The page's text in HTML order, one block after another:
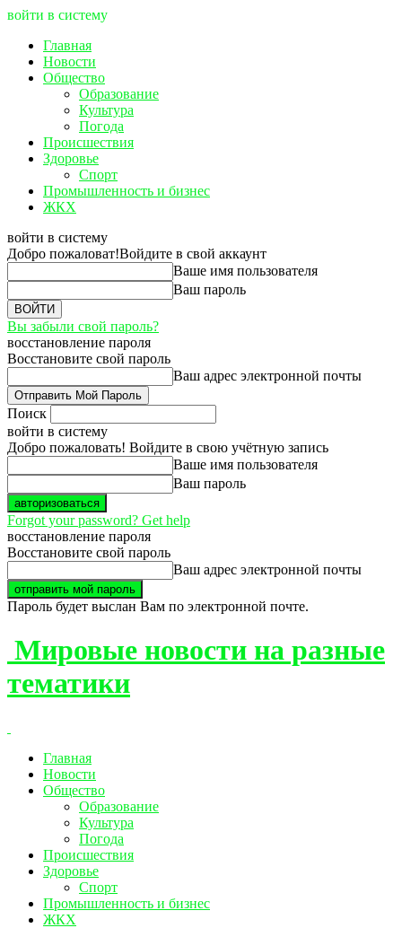
войти в систему
Главная
Новости
Общество
Образование
Культура
Погода
Происшествия
Здоровье
Спорт
Промышленность и бизнес
ЖКХ
войти в систему
Добро пожаловат!Войдите в свой аккаунт
Ваше имя пользователя
Ваш пароль
Вы забыли свой пароль?
восстановление пароля
Восстановите свой пароль
Ваш адрес электронной почты
Поиск
войти в систему
Добро пожаловать! Войдите в свою учётную запись
Ваше имя пользователя
Ваш пароль
Forgot your password? Get help
восстановление пароля
Восстановите свой пароль
Ваш адрес электронной почты
Пароль будет выслан Вам по электронной почте.
Мировые новости на разные
тематики
Главная
Новости
Общество
Образование
Культура
Погода
Происшествия
Здоровье
Спорт
Промышленность и бизнес
ЖКХ